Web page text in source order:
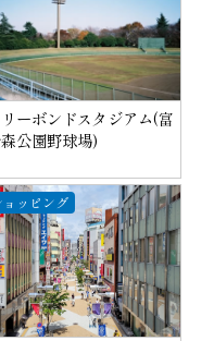
ーボンドスタジアム(富
公園野球場)
ョッピング